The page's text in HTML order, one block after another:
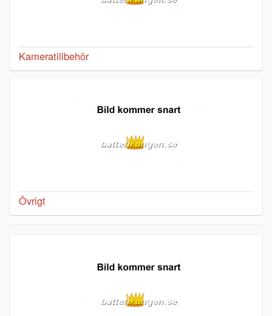
Kameratillbehör
Övrigt